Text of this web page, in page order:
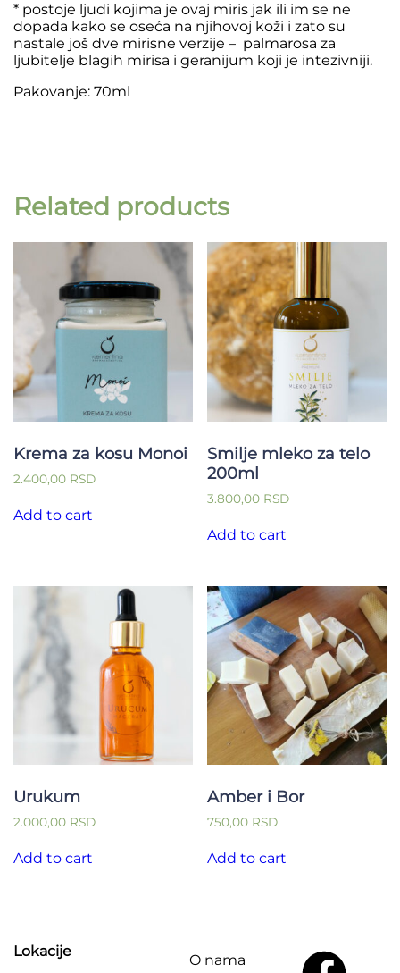
* postoje ljudi kojima je ovaj miris jak ili im se ne
dopada kako se oseća na njihovoj koži i zato su
nastale još dve mirisne verzije – palmarosa za
ljubitelje blagih mirisa i geranijum koji je intezivniji.
Pakovanje: 70ml
Related products
Krema za kosu Monoi
2.400,00 RSD
Add to cart
Smilje mleko za telo
200ml
3.800,00 RSD
Add to cart
Urukum
2.000,00 RSD
Add to cart
Amber i Bor
750,00 RSD
Add to cart
Lokacije
O nama